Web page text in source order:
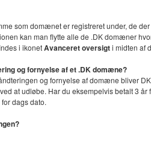
som domænet er registreret under, de
kan man flytte alle de .DK domæner
i ikonetAvanceret oversigti midten af
og fornyelse af et .DK domæne?
og fornyelse af domæne bliver
at udløbe. Har du eksempelvis betalt 3
dags dato.